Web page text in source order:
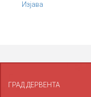
Изјава
ГРАД ДЕРВЕНТА